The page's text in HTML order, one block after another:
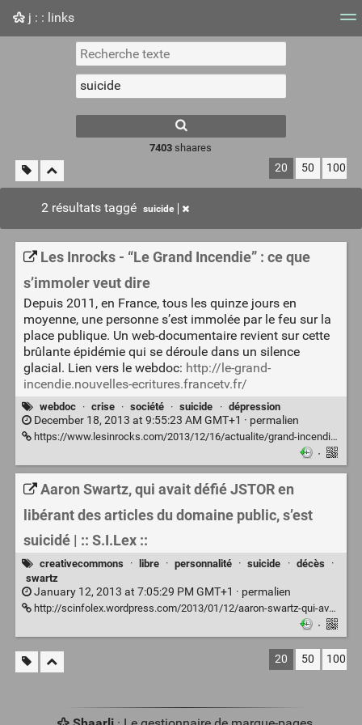
j : : links
Nuage de tags Mur d'images
7403 shaares
20 50 100
2 résultats taggé suicide
Les Inrocks - “Le Grand Incendie” : ce que
s’immoler veut dire
Depuis 2011, en France, tous les quinze jours en
moyenne, une personne s’est immolée par le feu sur la
place publique. Un web-documentaire revient sur cette
brûlante épidémie qui se déroule dans un silence
glacial. Lien vers le webdoc: http://le-grand-
incendie.nouvelles-ecritures.francetv.fr/
webdoc · crise · société · suicide · dépression
December 18, 2013 at 9:55:23 AM GMT+1 · permalien
https://www.lesinrocks.com/2013/12/16/actualite/grand-incendie-ce-simmoler-veut-dire-11453351/
·
Aaron Swartz, qui avait défié JSTOR en
libérant des articles du domaine public, s’est
suicidé | :: S.I.Lex ::
creativecommons · libre · personnalité · suicide · décès
·
swartz
January 12, 2013 at 7:05:29 PM GMT+1 · permalien
http://scinfolex.wordpress.com/2013/01/12/aaron-swartz-qui-avait-defie-jstor-en-liberant-des-articles-du-domaine-public-sest-suicide/
·
20 50 100